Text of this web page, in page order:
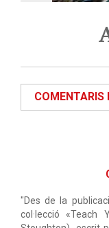
COMENTARIS
"Des de la
col·lecció «Teach